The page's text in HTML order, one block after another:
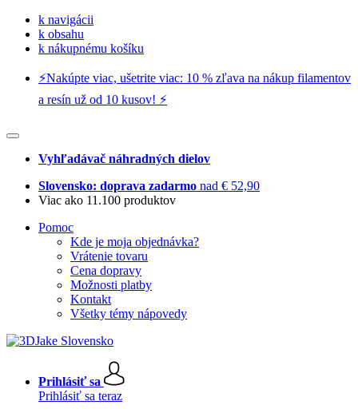
k navigácii
k obsahu
k nákupnému košíku
⚡️Nakúpte viac, ušetrite viac: 10 % zľava na nákup filamentov
a resín už od 10 kusov! ⚡️
Vyhľadávač náhradných dielov
Slovensko: doprava zadarmo nad € 52,90
Viac ako 11.100 produktov
Pomoc
Kde je moja objednávka?
Vrátenie tovaru
Cena dopravy
Možnosti platby
Kontakt
Všetky témy nápovedy
Prihlásiť sa
Prihlásiť sa teraz